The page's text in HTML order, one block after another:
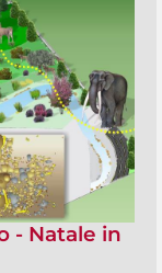
- Natale in